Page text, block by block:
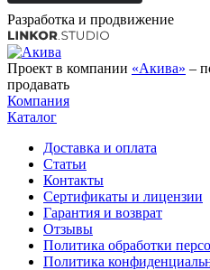
Разработка и продвижение
Проект в компании «Акива» –
продавать
Компания
Каталог
Доставка и оплата
Статьи
Контакты
Сертификаты и лицензии
Гарантия и возврат
Отзывы
Политика обработки
Политика